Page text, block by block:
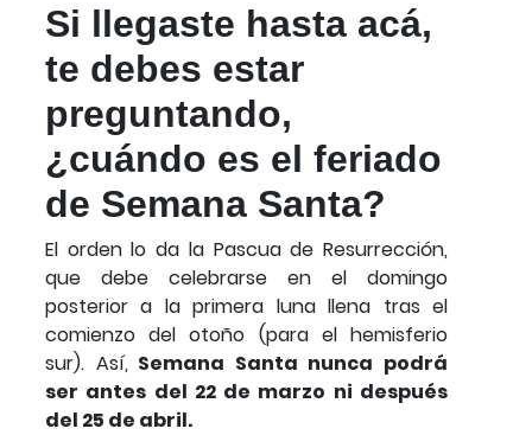
Si llegaste hasta acá,
te debes estar
preguntando,
¿cuándo es el feriado
de Semana Santa?
El orden lo da la Pascua de Resurrección,
que debe celebrarse en el domingo
posterior a la primera luna llena tras el
comienzo del otoño (para el hemisferio
sur). Así, Semana Santa nunca podrá
ser antes del 22 de marzo ni después
del 25 de abril.